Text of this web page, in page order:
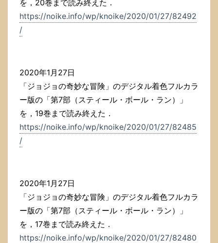
を，20巻まで読み終えた．
https://noike.info/wp/knoike/2020/01/27/82492
/
2020年1月27日
「ジョジョの奇妙な冒険」のデジタル着色フルカラ
ー版の「第7部（スティール・ボール・ラン）」
を，19巻まで読み終えた．
https://noike.info/wp/knoike/2020/01/27/82485
/
2020年1月27日
「ジョジョの奇妙な冒険」のデジタル着色フルカラ
ー版の「第7部（スティール・ボール・ラン）」
を，17巻まで読み終えた．
https://noike.info/wp/knoike/2020/01/27/82480